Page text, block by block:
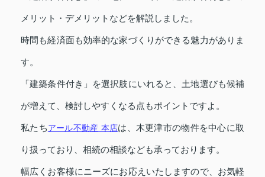
メリット・デメリットなどを解説しました。
時間も経済面も効率的な家づくりができる魅力がありま
す。
「建築条件付き」を選択肢にいれると、土地選びも候補
が増えて、検討しやすくなる点もポイントですよ。
私たちアール不動産 本店は、木更津市の物件を中心に取
り扱っており、相続の相談なども承っております。
幅広くお客様にニーズにお応えいたしますので、お気軽